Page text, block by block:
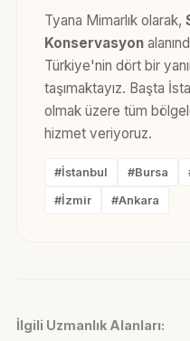
Tyana Mimarlık olarak,
Konservasyon
Türkiye'nin dört bir
taşımaktayız. Başta
olmak üzere tüm
hizmet veriyoruz.
#İstanbul #Bursa
#İzmir #Ankara
İlgili Uzmanlık Alanları: